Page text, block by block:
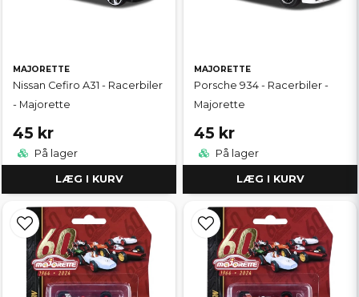
MAJORETTE
Nissan Cefiro A31 - Racerbiler
- Majorette
45 kr
På lager
LÆG I KURV
MAJORETTE
Porsche 934 - Racerbiler -
Majorette
45 kr
På lager
LÆG I KURV